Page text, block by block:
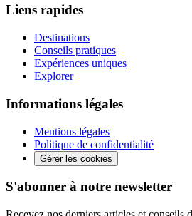
Liens rapides
Destinations
Conseils pratiques
Expériences uniques
Explorer
Informations légales
Mentions légales
Politique de confidentialité
Gérer les cookies
S'abonner à notre newsletter